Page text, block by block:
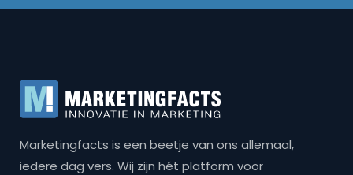
Marketingfacts is een beetje van ons allemaal,
iedere dag vers. Wij zijn hét platform voor